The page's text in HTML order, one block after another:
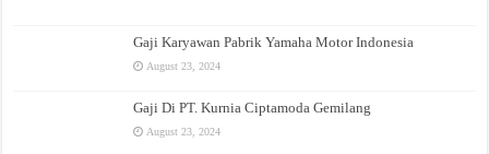
Gaji Karyawan Pabrik Yamaha Motor Indonesia
August 23, 2024
Gaji Di PT. Kurnia Ciptamoda Gemilang
August 23, 2024